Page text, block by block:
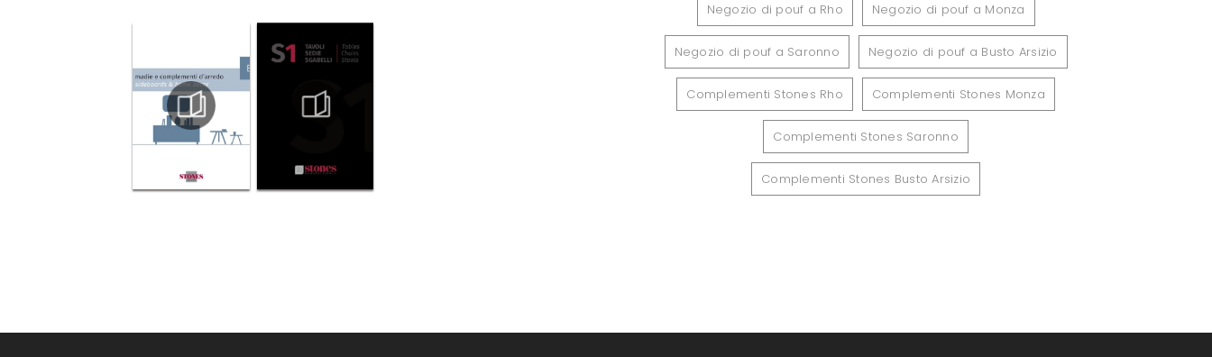
Negozio di pouf a Rho Negozio di pouf a Monza
Negozio di pouf a Saronno Negozio di pouf a Busto Arsizio
Complementi Stones Rho Complementi Stones Monza
Complementi Stones Saronno
Complementi Stones Busto Arsizio